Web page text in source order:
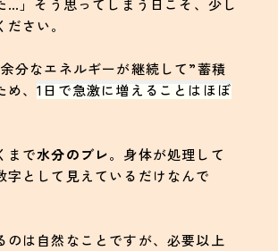
…」そう思ってしまう日こそ、少し
さい。
分なエネルギーが継続して”蓄積
め、1日で急激に増えることはほぼ
まで水分のブレ。身体が処理して
字として見えているだけなんで
のは自然なことですが、必要以上